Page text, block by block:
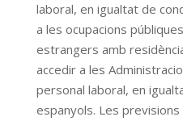
laboral, en igualtat de
a les ocupacions
estrangers amb
accedir a les
personal laboral, en
espanyols. Les